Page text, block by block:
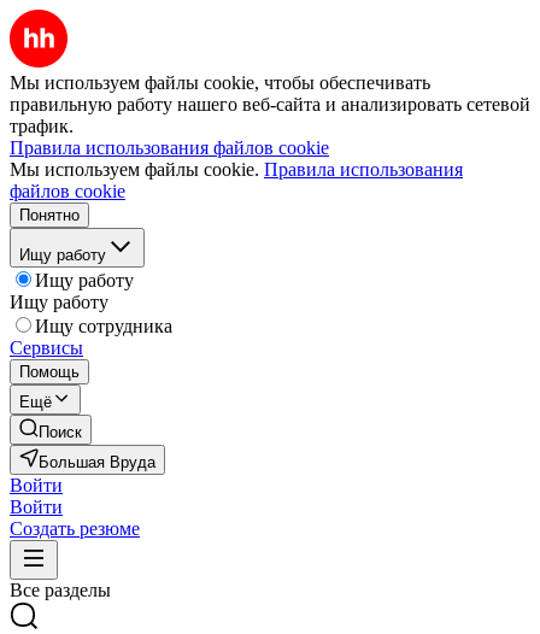
Мы используем файлы cookie, чтобы обеспечивать
правильную работу нашего веб-сайта и анализировать сетевой
трафик.
Правила использования файлов cookie
Мы используем файлы cookie. Правила использования
файлов cookie
Понятно
Ищу работу
Ищу работу
Ищу работу
Ищу сотрудника
Сервисы
Помощь
Ещё
Поиск
Большая Вруда
Войти
Войти
Создать резюме
Все разделы